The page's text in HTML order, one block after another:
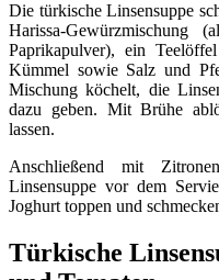
Die türkische Linsensuppe
Harissa-Gewürzmischung
Paprikapulver), ein
Kümmel sowie Salz und
Mischung köchelt, die
dazu geben. Mit Brühe
lassen.
Anschließend mit
Linsensuppe vor dem
Joghurt toppen und
Türkische